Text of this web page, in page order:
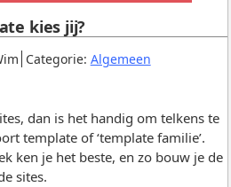
. Categorie: Algemeen.
kies jij?
dan is het handig om telkens te
template of ‘template familie’.
ken je het beste, en zo bouw je de
sites.